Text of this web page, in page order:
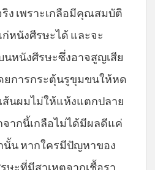
ง เพราะเกลือมีคุณสมบัติ
หนังศีรษะได้ และจะ
หนังศีรษะซึ่งอาจสูญเสีย
ยการกระตุ้นรูขุมขนให้หด
ส้นผมไม่ให้แห้งแตกปลาย
ากนี้เกลือไม่ได้มีผลดีแค่
นั้น หากใครมีปัญหาของ
ษะที่มีสาเหตุจากเชื้อรา